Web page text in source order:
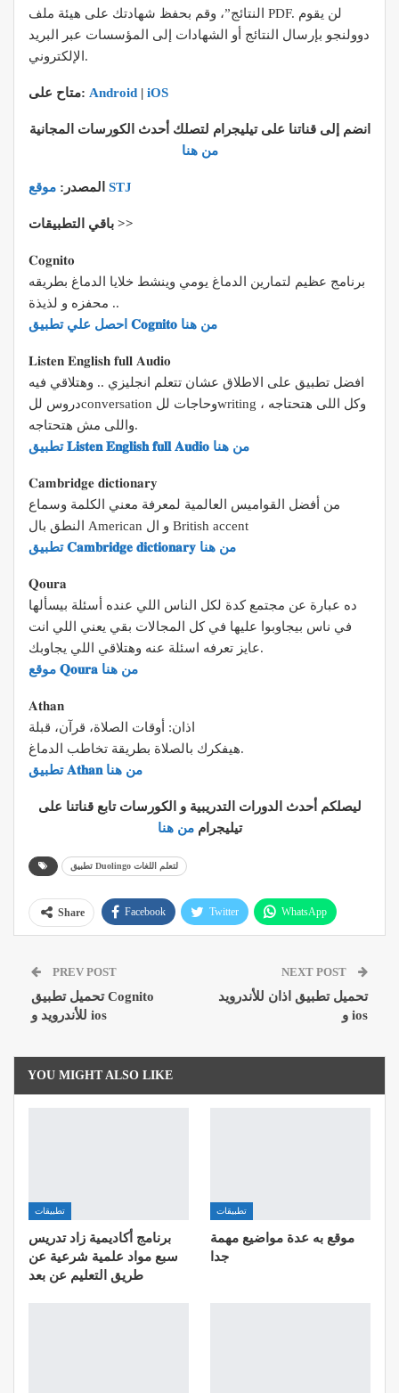
النتائج”، وقم بحفظ شهادتك على هيئة ملف PDF. لن يقوم
دوولنجو بإرسال النتائج أو الشهادات إلى المؤسسات عبر البريد
الإلكتروني.
متاح على: Android | iOS
انضم إلى قناتنا على تيليجرام لتصلك أحدث الكورسات المجانية
من هنا
المصدر: موقع STJ
باقي التطبيقات >>
𝐂𝐨𝐠𝐧𝐢𝐭𝐨
برنامج عظيم لتمارين الدماغ يومي وينشط خلايا الدماغ بطريقه
محفزه و لذيذة ..
احصل علي تطبيق 𝐂𝐨𝐠𝐧𝐢𝐭𝐨 من هنا
𝐋𝐢𝐬𝐭𝐞𝐧 𝐄𝐧𝐠𝐥𝐢𝐬𝐡 𝐟𝐮𝐥𝐥 𝐀𝐮𝐝𝐢𝐨
افضل تطبيق على الاطلاق عشان تتعلم انجليزي .. وهتلاقي فيه
دروس للconversation وحاجات للwriting وكل اللى هتحتاجه ،
واللى مش هتحتاجه.
تطبيق 𝐋𝐢𝐬𝐭𝐞𝐧 𝐄𝐧𝐠𝐥𝐢𝐬𝐡 𝐟𝐮𝐥𝐥 𝐀𝐮𝐝𝐢𝐨 من هنا
‏𝐂𝐚𝐦𝐛𝐫𝐢𝐝𝐠𝐞 𝐝𝐢𝐜𝐭𝐢𝐨𝐧𝐚𝐫𝐲
من أفضل القواميس العالمية لمعرفة معني الكلمة وسماع
النطق بال American و ال British accent
تطبيق 𝐂𝐚𝐦𝐛𝐫𝐢𝐝𝐠𝐞 𝐝𝐢𝐜𝐭𝐢𝐨𝐧𝐚𝐫𝐲 من هنا
𝐐𝐨𝐮𝐫𝐚
ده عبارة عن مجتمع كدة لكل الناس اللي عنده أسئلة بيسألها
في ناس بيجاوبوا عليها في كل المجالات بقي يعني اللي انت
عايز تعرفه اسئلة عنه وهتلاقي اللي يجاوبك.
موقع 𝐐𝐨𝐮𝐫𝐚 من هنا
𝐀𝐭𝐡𝐚𝐧
اذان: أوقات الصلاة، قرآن، قبلة
هيفكرك بالصلاة بطريقة تخاطب الدماغ.
تطبيق 𝐀𝐭𝐡𝐚𝐧 من هنا
ليصلكم أحدث الدورات التدريبية و الكورسات تابع قناتنا على
تيليجراممن هنا
تطبيق Duolingo لتعلم اللغات
Share Facebook Twitter WhatsApp
ReddIt
PREV POST
تحميل تطبيق Cognito
للأندرويد و ios
NEXT POST
تحميل تطبيق اذان للأندرويد
و ios
YOU MIGHT ALSO LIKE
تطبيقات
برنامج أكاديمية زاد تدريس
سبع مواد علمية شرعية عن
طريق التعليم عن بعد
تطبيقات
موقع به عدة مواضيع مهمة
جدا